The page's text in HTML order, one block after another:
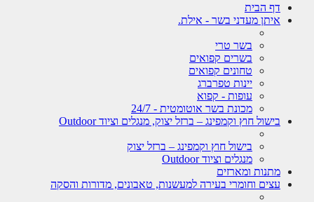
דף הבית
איתן מעדני בשר - אילת.
בשר טרי
בשרים קפואים
טחונים קפואים
יינות טפרברג
עופות - קפוא
מכונת בשר אוטומטית - 24/7
בישול חוץ וקמפינג – ברזל יצוק, מנגלים וציוד Outdoor
בישול חוץ וקמפינג – ברזל יצוק
מנגלים וציוד Outdoor
מתנות ומארזים
עצים וחומרי בעירה למעשנות, טאבונים, מדורות והסקה